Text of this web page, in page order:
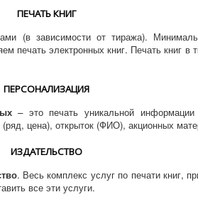
ПЕЧАТЬ КНИГ
(в зависимости от тиража).
печать электронных книг. Печать книг
ПЕРСОНАЛИЗАЦИЯ
– это печать уникальной
цена), открыток (ФИО), акционных
ИЗДАТЕЛЬСТВО
. Весь комплекс услуг по печати книг,
все эти услуги.